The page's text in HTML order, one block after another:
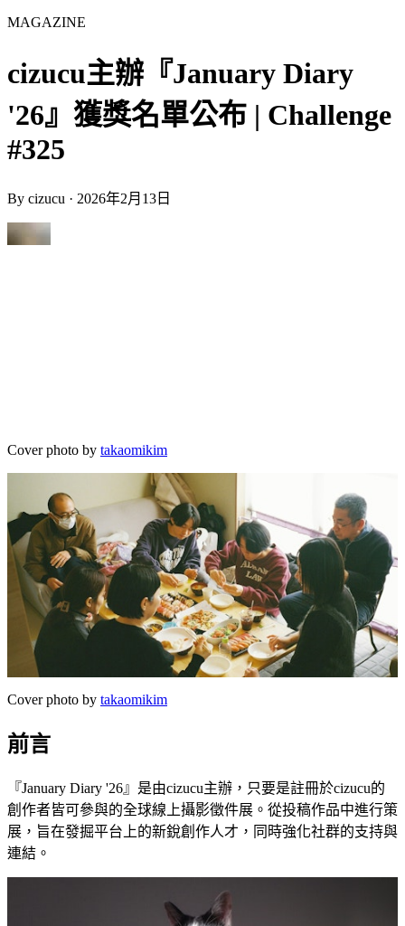
MAGAZINE
cizucu主辦『January Diary
'26』獲獎名單公布 | Challenge
#325
By cizucu · 2026年2月13日
Cover photo by takaomikim
Cover photo by takaomikim
前言
『January Diary '26』是由cizucu主辦，只要是註冊於cizucu的
創作者皆可參與的全球線上攝影徵件展。從投稿作品中進行策
展，旨在發掘平台上的新銳創作人才，同時強化社群的支持與
連結。